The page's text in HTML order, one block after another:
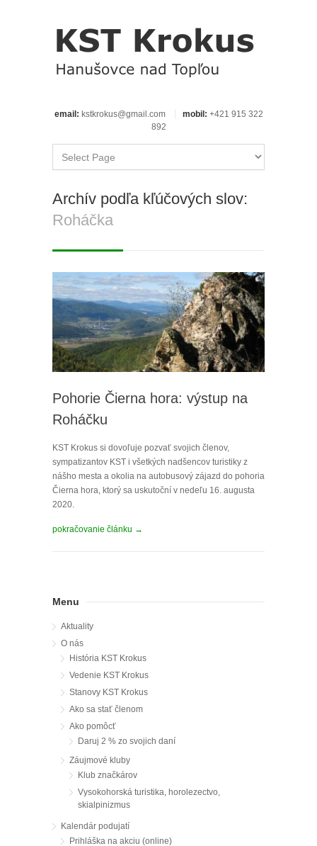
email: kstkrokus@gmail.com mobil: +421 915 322
892
Archív podľa kľúčových slov:
Roháčka
Pohorie Čierna hora: výstup na
Roháčku
KST Krokus si dovoľuje pozvať svojich členov,
sympatizantov KST i všetkých nadšencov turistiky z
nášho mesta a okolia na autobusový zájazd do pohoria
Čierna hora, ktorý sa uskutoční v nedeľu 16. augusta
2020.
pokračovanie článku →
Menu
Aktuality
O nás
História KST Krokus
Vedenie KST Krokus
Stanovy KST Krokus
Ako sa stať členom
Ako pomôcť
Daruj 2 % zo svojich daní
Záujmové kluby
Klub značkárov
Vysokohorská turistika, horolezectvo,
skialpinizmus
Kalendár podujatí
Prihláška na akciu (online)